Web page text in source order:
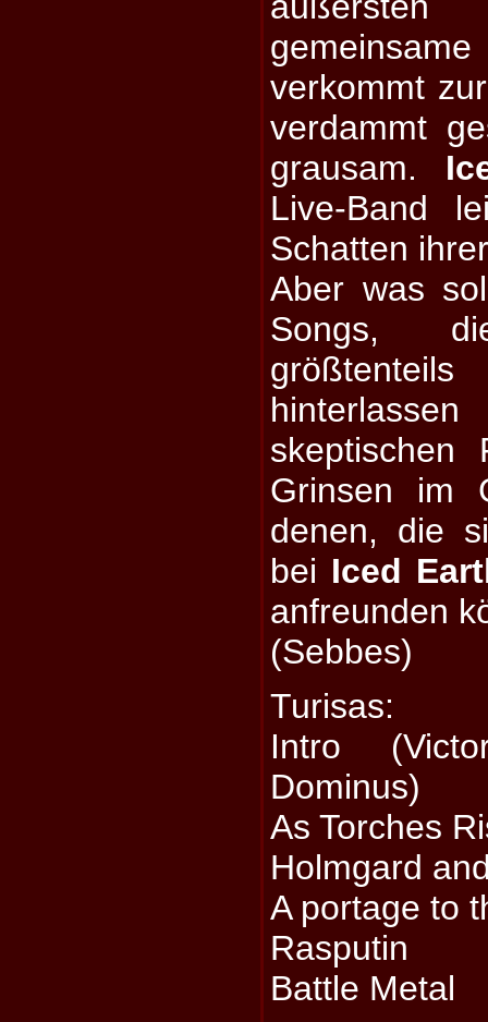
verkommt
verdammt
grausam.
Live-Band
Schatten
Aber was
Songs,
größtenteils
skeptischen
Grinsen im
denen, die
bei Iced
anfreunden
(Sebbes)
Turisas:
Intro
Dominus)
As Torches
Holmgard
A portage to
Rasputin
Battle Metal